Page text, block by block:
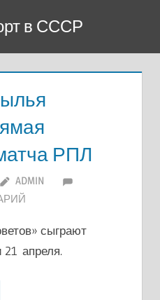
в СССР
РПЛ
ADMIN
сыграют
21 апреля.